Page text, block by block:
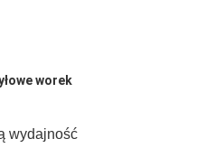
worek
wydajność